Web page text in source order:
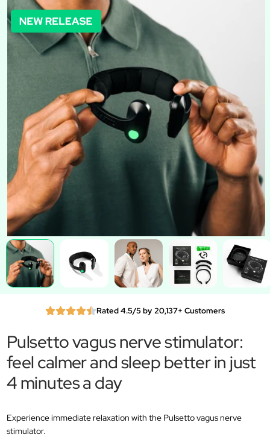
Rated 4.5/5 by 20,137+ Customers
Pulsetto vagus nerve stimulator:
feel calmer and sleep better in just
4 minutes a day
Experience immediate relaxation with the Pulsetto vagus nerve
stimulator.